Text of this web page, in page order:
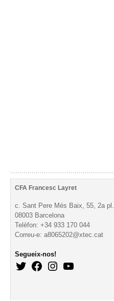
CFA Francesc Layret
c. Sant Pere Més Baix, 55, 2a pl.
08003 Barcelona
Telèfon: +34 933 170 044
Correu-e: a8065202@xtec.cat
Segueix-nos!